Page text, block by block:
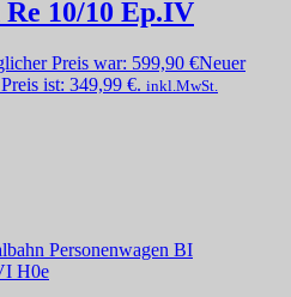
10/10 Ep.IV
Preis war: 599,90 €Neuer
ist: 349,99 €. inkl.MwSt.